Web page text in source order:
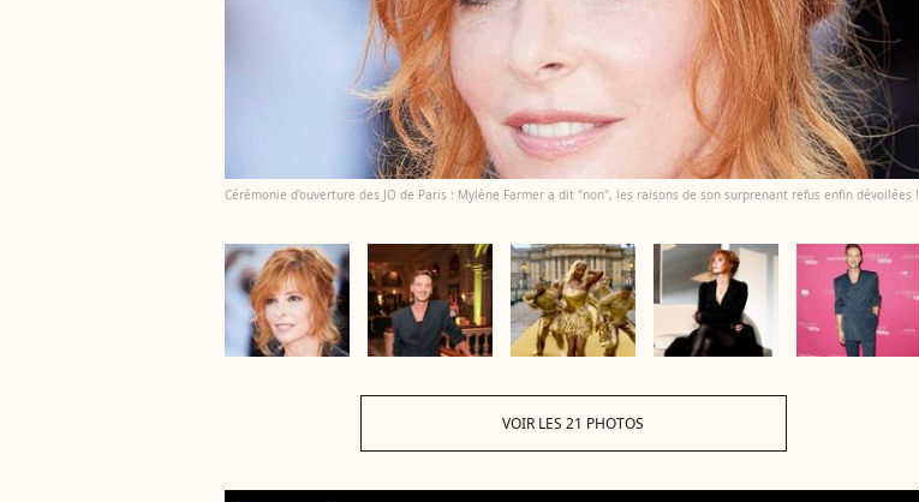
Cérémonie d'ouverture des JO de Paris : Mylène Farmer a dit "non", les raisons de son surprenant refus enfin dévoilées !
VOIR LES 21 PHOTOS